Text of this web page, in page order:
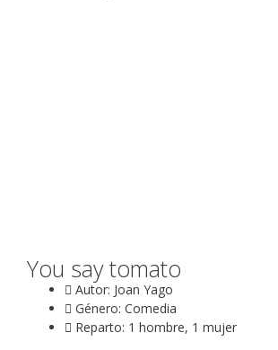
You say tomato
Autor: Joan Yago
Género: Comedia
Reparto: 1 hombre, 1 mujer